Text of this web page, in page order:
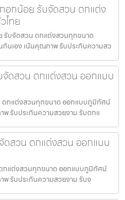
กน้อย รับจัดสวน ตกแต่ง
ไทย
บจัดสวน ตกแต่งสวนทุกขนาด
นเอง เน้นคุณภาพ รับประกันความสว
ดสวน ตกแต่งสวน ออกแบบ
กแต่งสวนทุกขนาด ออกแบบภูมิทัศน์
พ รับประกันความสวยงาม รับตกแ
ดสวน ตกแต่งสวน ออกแบบ
กแต่งสวนทุกขนาด ออกแบบภูมิทัศน์
พ รับประกันความสวยงาม รับจ